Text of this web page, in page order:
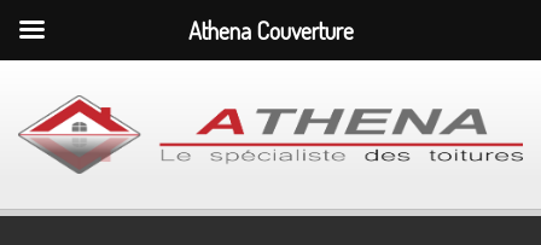
Athena Couverture